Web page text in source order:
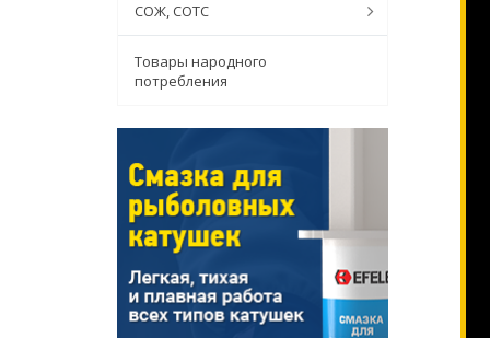
СОЖ, СОТС
Товары народного
потребления